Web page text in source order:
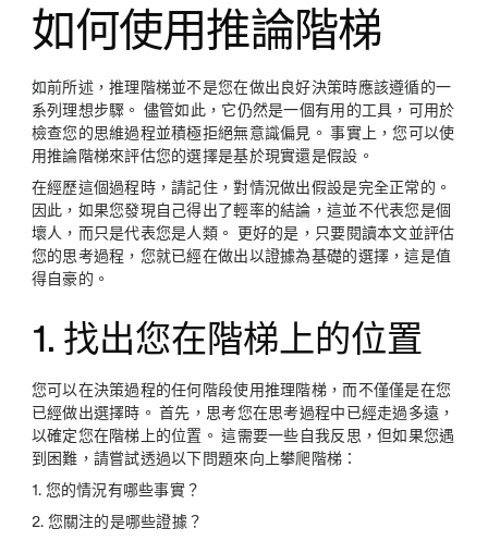
如何使用推論階梯
如前所述，推理階梯並不是您在做出良好決策時應該遵循的一
系列理想步驟。 儘管如此，它仍然是一個有用的工具，可用於
檢查您的思維過程並積極拒絕無意識偏見。 事實上，您可以使
用推論階梯來評估您的選擇是基於現實還是假設。
在經歷這個過程時，請記住，對情況做出假設是完全正常的。
因此，如果您發現自己得出了輕率的結論，這並不代表您是個
壞人，而只是代表您是人類。 更好的是，只要閱讀本文並評估
您的思考過程，您就已經在做出以證據為基礎的選擇，這是值
得自豪的。
1. 找出您在階梯上的位置
您可以在決策過程的任何階段使用推理階梯，而不僅僅是在您
已經做出選擇時。 首先，思考您在思考過程中已經走過多遠，
以確定您在階梯上的位置。 這需要一些自我反思，但如果您遇
到困難，請嘗試透過以下問題來向上攀爬階梯：
1. 您的情況有哪些事實？
2. 您關注的是哪些證據？